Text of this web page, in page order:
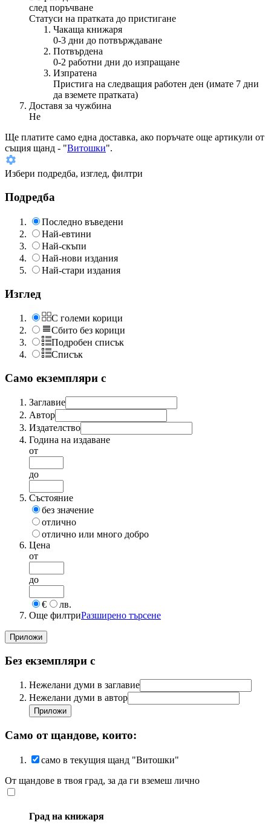
след поръчване
Статуси на пратката до пристигане
Чакаща книжаря
0-3 дни до потвърждаване
Потвърдена
0-2 работни дни до изпращане
Изпратена
Пристига на следващия работен ден (имате 7 дни
да вземете пратката)
Доставя за чужбина
Не
Ще платите само една доставка, ако поръчате още артикули от
същия щанд - "Витошки".
Избери подредба, изглед, филтри
Подредба
Последно въведени
Най-евтини
Най-скъпи
Най-нови издания
Най-стари издания
Изглед
С големи корици
Сбито без корици
Подробен списък
Списък
Само екземпляри с
Заглавие
Автор
Издателство
Година на издаване
от
до
Състояние
без значение
отлично
отлично или много добро
Цена
от
до
€
лв.
Още филтриРазширено търсене
Без екземпляри с
Нежелани думи в заглавие
Нежелани думи в автор
Само от щандове, които:
само в текущия щанд "Витошки"
От щандове в твоя град, за да ги вземеш лично
Град на книжаря